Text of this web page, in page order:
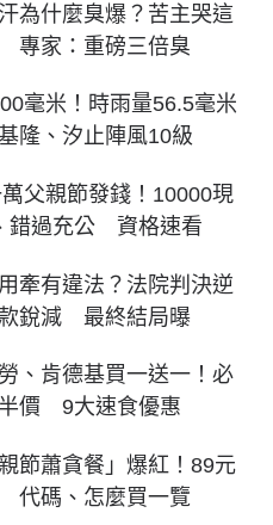
為什麼臭爆？苦主哭這
專家：重磅三倍臭
毫米！時雨量56.5毫米
隆、汐止陣風10級
父親節發錢！10000現
錯過充公 資格速看
牽有違法？法院判決逆
銳減 最終結局曝
、肯德基買一送一！必
價 9大速食優惠
節蕭貪餐」爆紅！89元
代碼、怎麼買一覽